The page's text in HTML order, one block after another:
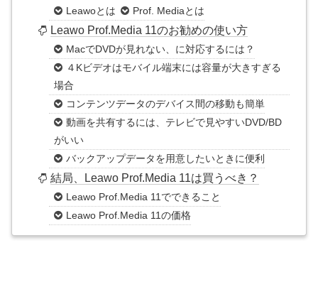
Leawoとは Prof. Mediaとは
Leawo Prof.Media 11のお勧めの使い方
MacでDVDが見れない、に対応するには？
４Kビデオはモバイル端末には容量が大きすぎる
場合
コンテンツデータのデバイス間の移動も簡単
動画を共有するには、テレビで見やすいDVD/BD
がいい
バックアップデータを用意したいときに便利
結局、Leawo Prof.Media 11は買うべき？
Leawo Prof.Media 11でできること
Leawo Prof.Media 11の価格